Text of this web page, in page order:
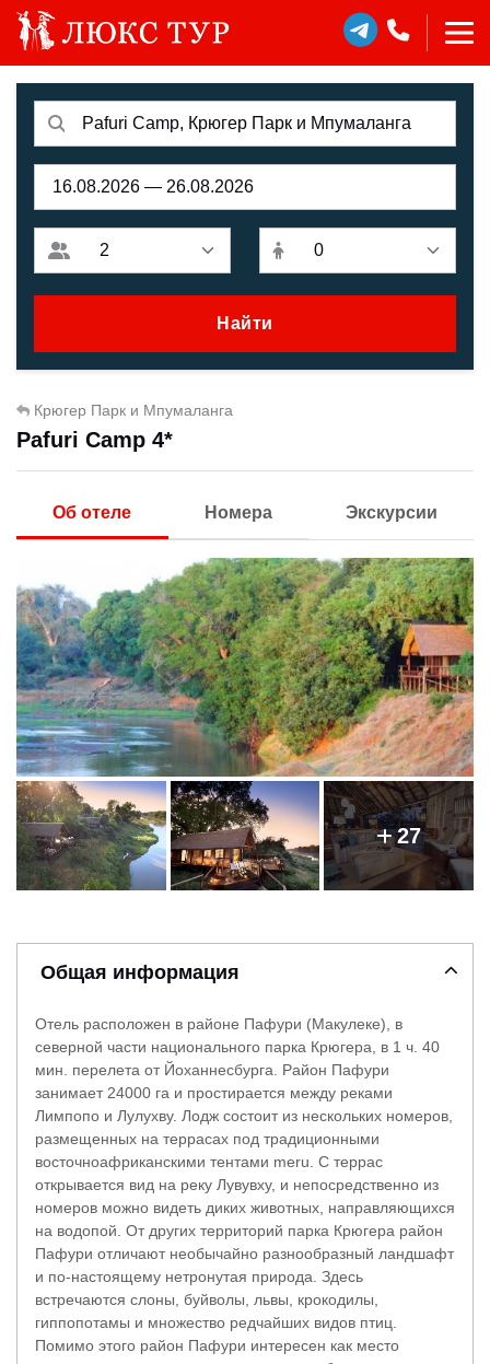
Найти
Крюгер Парк и Мпумаланга
Pafuri Camp 4*
Об отеле Номера Экскурсии
27
Общая информация
Отель расположен в районе Пафури (Макулеке), в
северной части национального парка Крюгера, в 1 ч. 40
мин. перелета от Йоханнесбурга. Район Пафури
занимает 24000 га и простирается между реками
Лимпопо и Лулухву. Лодж состоит из нескольких номеров,
размещенных на террасах под традиционными
восточноафриканскими тентами meru. С террас
открывается вид на реку Лувувху, и непосредственно из
номеров можно видеть диких животных, направляющихся
на водопой. От других территорий парка Крюгера район
Пафури отличают необычайно разнообразный ландшафт
и по-настоящему нетронутая природа. Здесь
встречаются слоны, буйволы, львы, крокодилы,
гиппопотамы и множество редчайших видов птиц.
Помимо этого район Пафури интересен как место